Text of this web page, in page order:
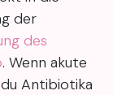
der
des
. Wenn akute
Antibiotika